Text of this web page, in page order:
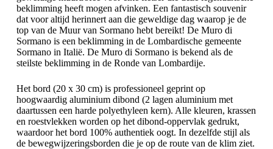
beklimming heeft mogen afvinken. Een fantastisch souvenir
dat voor altijd herinnert aan die geweldige dag waarop je de
top van de Muur van Sormano hebt bereikt! De Muro di
Sormano is een beklimming in de Lombardische gemeente
Sormano in Italië. De Muro di Sormano is bekend als de
steilste beklimming in de Ronde van Lombardije.
Het bord (20 x 30 cm) is professioneel geprint op
hoogwaardig aluminium dibond (2 lagen aluminium met
daartussen een harde polyethyleen kern). Alle kleuren, krassen
en roestvlekken worden op het dibond-oppervlak gedrukt,
waardoor het bord 100% authentiek oogt. In dezelfde stijl als
de bewegwijzeringsborden die je op de route van de klim ziet.